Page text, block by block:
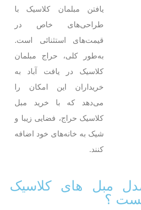
یافتن مبلمان کلاسیک با
طراحی‌های خاص در
قیمت‌های استثنائی است.
به‌طور کلی، حراج مبلمان
کلاسیک در یافت آباد به
خریداران این امکان را
می‌دهد که با خرید مبل
کلاسیک حراج، فضایی زیبا و
شیک به خانه‌های خود اضافه
کنند.
مبل های کلاسیک
؟